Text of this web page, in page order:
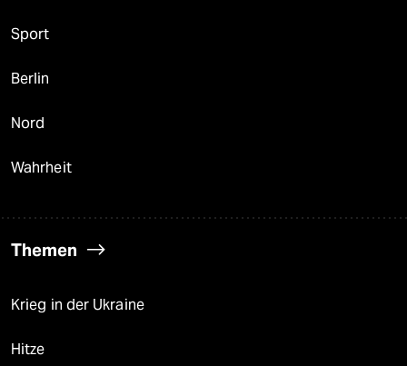
Sport
Berlin
Nord
Wahrheit
Themen
Krieg in der Ukraine
Hitze